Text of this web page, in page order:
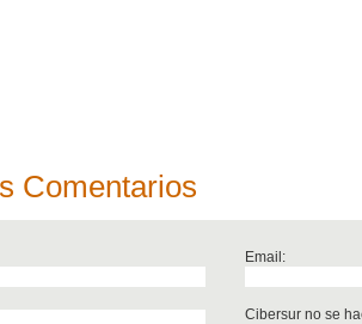
Comentarios
Email:
Cibersur no se